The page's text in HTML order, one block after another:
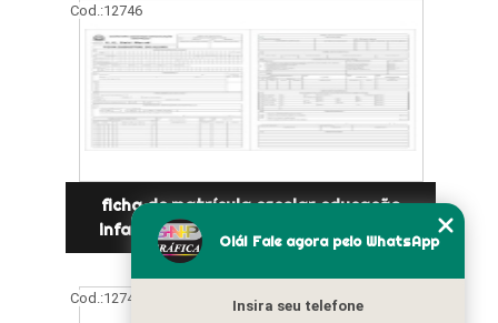
Cod.:12746
ficha de matrícula escolar educação
infantil preços vila nova cachoeirinha
Cod.:12747
Olá! Fale agora pelo WhatsApp
Insira seu telefone